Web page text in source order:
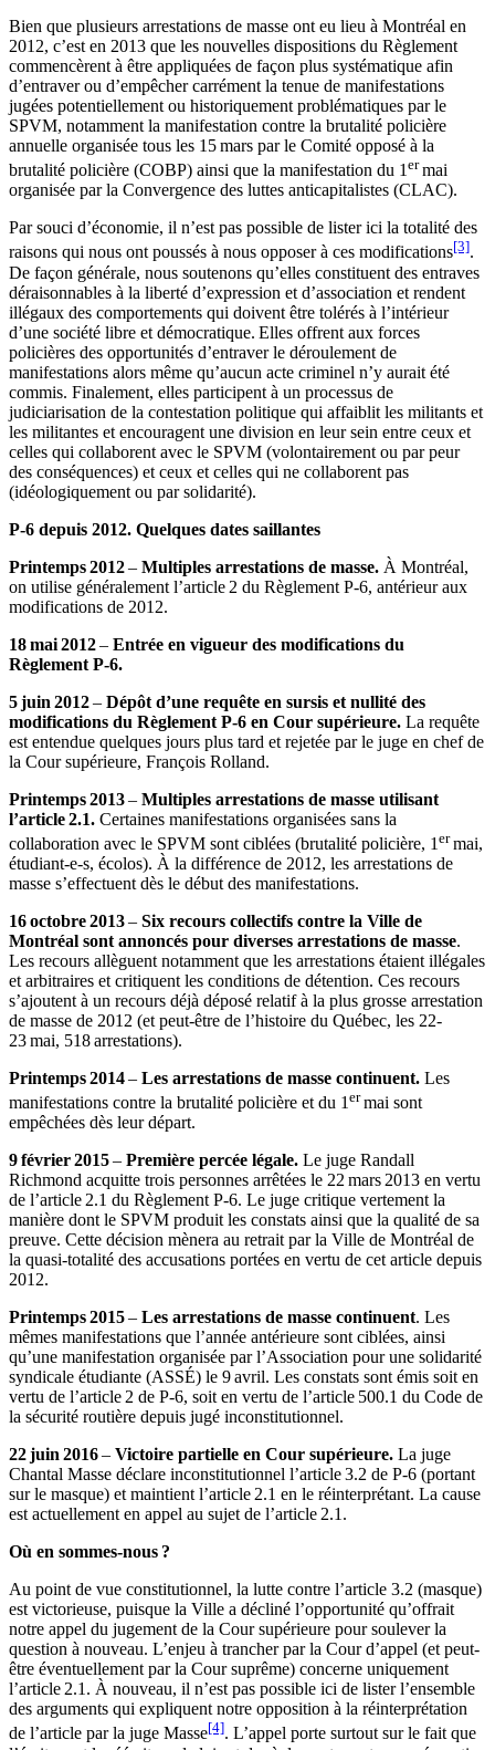
Bien que plusieurs arrestations de masse ont eu lieu à Montréal en
2012, c’est en 2013 que les nouvelles dispositions du Règlement
commencèrent à être appliquées de façon plus systématique afin
d’entraver ou d’empêcher carrément la tenue de manifestations
jugées potentiellement ou historiquement problématiques par le
SPVM, notamment la manifestation contre la brutalité policière
annuelle organisée tous les 15 mars par le Comité opposé à la
brutalité policière (COBP) ainsi que la manifestation du 1 ermai
organisée par la Convergence des luttes anticapitalistes (CLAC).
Par souci d’économie, il n’est pas possible de lister ici la totalité des
raisons qui nous ont poussés à nous opposer à ces modifications[3].
De façon générale, nous soutenons qu’elles constituent des entraves
déraisonnables à la liberté d’expression et d’association et rendent
illégaux des comportements qui doivent être tolérés à l’intérieur
d’une société libre et démocratique. Elles offrent aux forces
policières des opportunités d’entraver le déroulement de
manifestations alors même qu’aucun acte criminel n’y aurait été
commis. Finalement, elles participent à un processus de
judiciarisation de la contestation politique qui affaiblit les militants et
les militantes et encouragent une division en leur sein entre ceux et
celles qui collaborent avec le SPVM (volontairement ou par peur
des conséquences) et ceux et celles qui ne collaborent pas
(idéologiquement ou par solidarité).
P-6 depuis 2012. Quelques dates saillantes
Printemps 2012– Multiples arrestations de masse. À Montréal,
on utilise généralement l’article 2 du Règlement P-6, antérieur aux
modifications de 2012.
18 mai 2012– Entrée en vigueur des modifications du
Règlement P-6.
5 juin 2012– Dépôt d’une requête en sursis et nullité des
modifications du Règlement P-6 en Cour supérieure. La requête
est entendue quelques jours plus tard et rejetée par le juge en chef de
la Cour supérieure, François Rolland.
Printemps 2013– Multiples arrestations de masse utilisant
l’article 2.1. Certaines manifestations organisées sans la
collaboration avec le SPVM sont ciblées (brutalité policière, 1 ermai,
étudiant-e-s, écolos). À la différence de 2012, les arrestations de
masse s’effectuent dès le début des manifestations.
16 octobre 2013– Six recours collectifs contre la Ville de
Montréal sont annoncés pour diverses arrestations de masse.
Les recours allèguent notamment que les arrestations étaient illégales
et arbitraires et critiquent les conditions de détention. Ces recours
s’ajoutent à un recours déjà déposé relatif à la plus grosse arrestation
de masse de 2012 (et peut-être de l’histoire du Québec, les 22-
23 mai, 518 arrestations).
Printemps 2014– Les arrestations de masse continuent. Les
manifestations contre la brutalité policière et du 1 ermai sont
empêchées dès leur départ.
9 février 2015– Première percée légale. Le juge Randall
Richmond acquitte trois personnes arrêtées le 22 mars 2013 en vertu
de l’article 2.1 du Règlement P-6. Le juge critique vertement la
manière dont le SPVM produit les constats ainsi que la qualité de sa
preuve. Cette décision mènera au retrait par la Ville de Montréal de
la quasi-totalité des accusations portées en vertu de cet article depuis
2012.
Printemps 2015– Les arrestations de masse continuent. Les
mêmes manifestations que l’année antérieure sont ciblées, ainsi
qu’une manifestation organisée par l’Association pour une solidarité
syndicale étudiante (ASSÉ) le 9 avril. Les constats sont émis soit en
vertu de l’article 2 de P-6, soit en vertu de l’article 500.1 du Code de
la sécurité routière depuis jugé inconstitutionnel.
22 juin 2016– Victoire partielle en Cour supérieure. La juge
Chantal Masse déclare inconstitutionnel l’article 3.2 de P-6 (portant
sur le masque) et maintient l’article 2.1 en le réinterprétant. La cause
est actuellement en appel au sujet de l’article 2.1.
Où en sommes-nous ?
Au point de vue constitutionnel, la lutte contre l’article 3.2 (masque)
est victorieuse, puisque la Ville a décliné l’opportunité qu’offrait
notre appel du jugement de la Cour supérieure pour soulever la
question à nouveau. L’enjeu à trancher par la Cour d’appel (et peut-
être éventuellement par la Cour suprême) concerne uniquement
l’article 2.1. À nouveau, il n’est pas possible ici de lister l’ensemble
des arguments qui expliquent notre opposition à la réinterprétation
de l’article par la juge Masse[4]. L’appel porte surtout sur le fait que